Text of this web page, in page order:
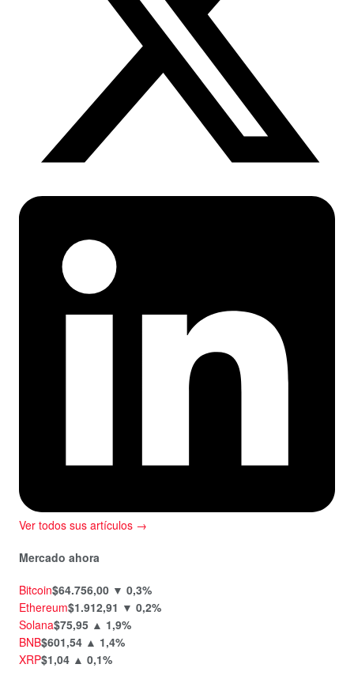
Ver todos sus artículos →
Mercado ahora
Bitcoin$64.756,00 ▼ 0,3%
Ethereum$1.912,91 ▼ 0,2%
Solana$75,95 ▲ 1,9%
BNB$601,54 ▲ 1,4%
XRP$1,04 ▲ 0,1%